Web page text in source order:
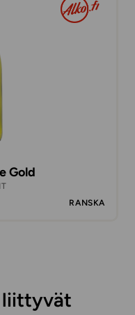
Gold
RANSKA
liittyvät